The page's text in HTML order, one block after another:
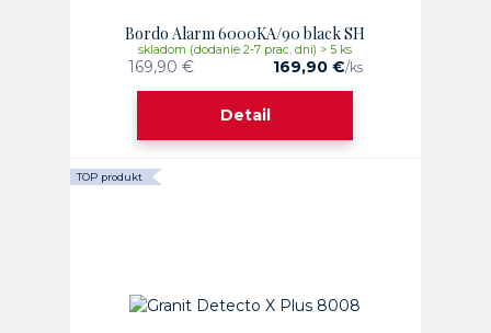
Bordo Alarm 6000KA/90 black SH
169,90 € 169,90 €/ks
skladom (dodanie 2-7 prac. dni) > 5 ks
Detail
TOP produkt